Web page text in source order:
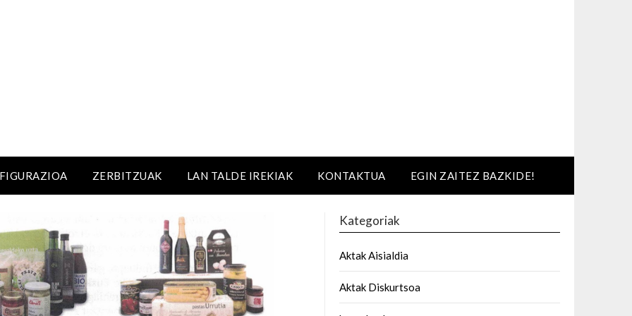
ZERBITZUAK LAN TALDE IREKIAK KONTAKTUA EGIN ZAITEZ BAZKIDE!
Kategoriak
Aktak Aisialdia
Aktak Diskurtsoa